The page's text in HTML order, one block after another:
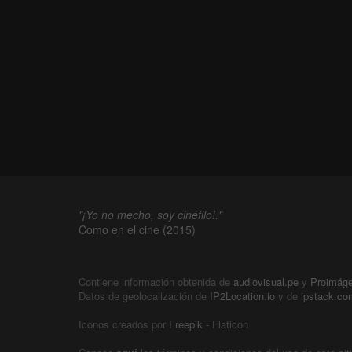
"¡Yo no mecho, soy cinéfilo!."
Como en el cine (2015)
Contiene información obtenida de audiovisual.pe y
Datos de geolocalización de IP2Location.io y de
Iconos creados por Freepik - Flaticon